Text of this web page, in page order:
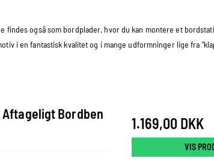
også som bordplader, hvor du kan montere et
i en fantastisk kvalitet og i mange udformninger lige fra
Bordben
1.169,00 DKK
VIS